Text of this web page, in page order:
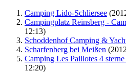
Camping Lido-Schliersee
Campingplatz Reinsberg -
12:13)
Schoddenhof Camping &
Scharfenberg bei Meißen
Camping Les Paillotes 4
12:20)